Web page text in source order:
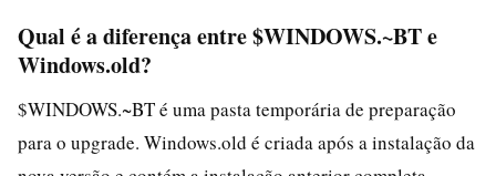
Qual é a diferença entre $WINDOWS.~BT e
Windows.old?
$WINDOWS.~BT é uma pasta temporária de preparação
para o upgrade. Windows.old é criada após a instalação da